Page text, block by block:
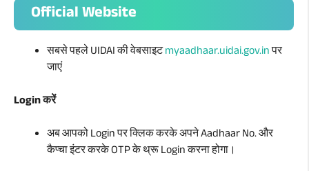
Official Website
सबसे पहले UIDAI की वेबसाइटmyaadhaar.uidai.gov.inपर
जाएं
Login करें
अब आपको Login पर क्लिक करके अपने Aadhaar No. और
कैप्चा इंटर करके OTP के थ्रू Login करना होगा।